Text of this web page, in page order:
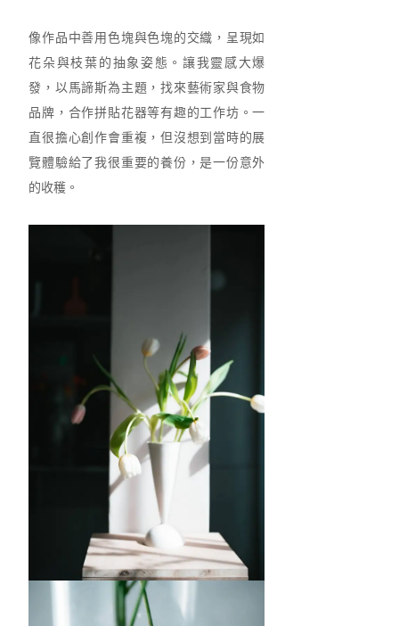
像作品中善用色塊與色塊的交織，呈現如
花朵與枝葉的抽象姿態。讓我靈感大爆
發，以馬諦斯為主題，找來藝術家與食物
品牌，合作拼貼花器等有趣的工作坊。一
直很擔心創作會重複，但沒想到當時的展
覽體驗給了我很重要的養份，是一份意外
的收穫。